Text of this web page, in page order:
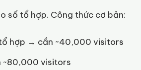
số tổ hợp. Công thức cơ bản:
hợp → cần ~40,000 visitors
~80,000 visitors